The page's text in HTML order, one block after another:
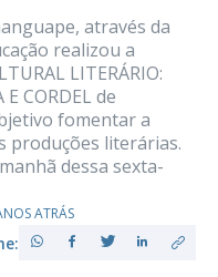
através da
realizou a
LITERÁRIO:
E CORDEL de
fomentar a
produções literárias.
dessa sexta-
ATRÁS